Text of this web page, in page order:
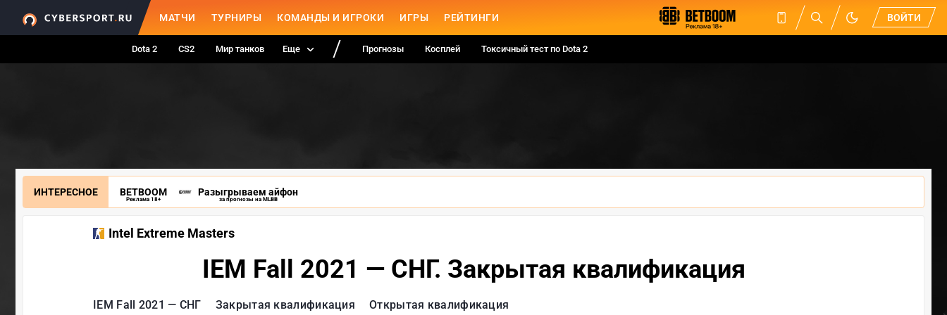
МАТЧИ ТУРНИРЫ КОМАНДЫ И ИГРОКИ ИГРЫ РЕЙТИНГИ ВОЙТИ
Dota 2 CS2 Мир танков Еще Прогнозы Косплей Токсичный тест по Dota 2
ИНТЕРЕСНОЕ BETBOOM
Реклама 18+
Разыгрываем айфон
за прогнозы на MLBB
Intel Extreme Masters
IEM Fall 2021 — СНГ. Закрытая квалификация
IEM Fall 2021 — СНГ Закрытая квалификация Открытая квалификация